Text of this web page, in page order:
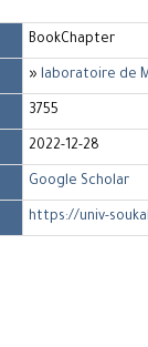
BookChapter
» laboratoire de
3755
2022-12-28
Google Scholar
https://univ-